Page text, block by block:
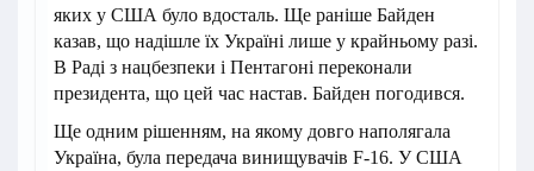
яких у США було вдосталь. Ще раніше Байден
казав, що надішле їх Україні лише у крайньому разі.
В Раді з нацбезпеки і Пентагоні переконали
президента, що цей час настав. Байден погодився.
Ще одним рішенням, на якому довго наполягала
Україна, була передача винищувачів F-16. У США